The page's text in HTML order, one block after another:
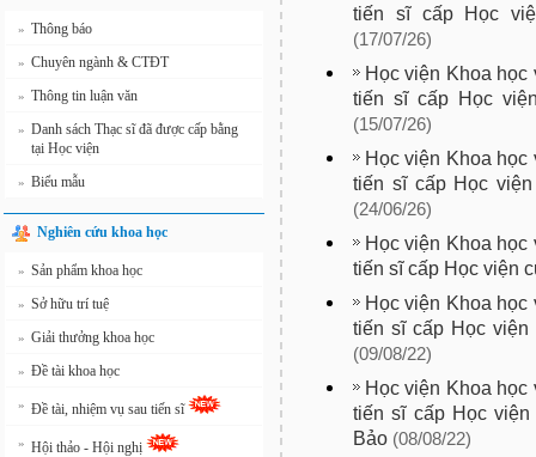
» Thông báo
» Chuyên ngành & CTĐT
» Thông tin luận văn
» Danh sách Thạc sĩ đã được cấp bằng
tại Học viện
» Biểu mẫu
Nghiên cứu khoa học
» Sản phẩm khoa học
» Sở hữu trí tuệ
» Giải thưởng khoa học
» Đề tài khoa học
» Đề tài, nhiệm vụ sau tiến sĩ
» Hội thảo - Hội nghị
tiến sĩ cấp Học
(17/07/26)
Học viện Khoa học
tiến sĩ cấp Học
(15/07/26)
Học viện Khoa học
tiến sĩ cấp Học
(24/06/26)
Học viện Khoa học
tiến sĩ cấp Học viện
Học viện Khoa học
tiến sĩ cấp Học
(09/08/22)
Học viện Khoa học
tiến sĩ cấp Học
Bảo (08/08/22)